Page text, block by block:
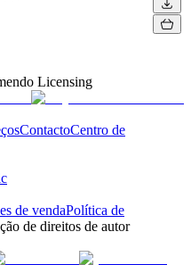
Licensing
ContactoCentro de
de vendaPolítica de
de direitos de autor